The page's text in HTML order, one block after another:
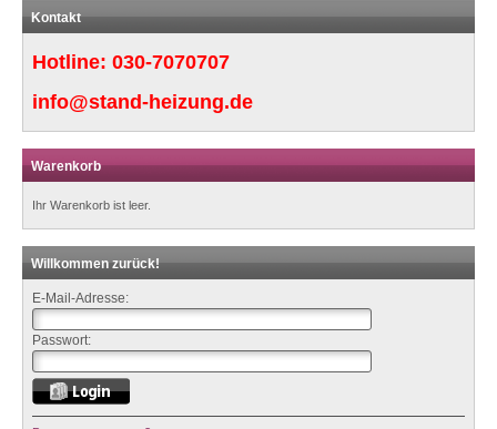
Kontakt
Hotline: 030-7070707
info@stand-heizung.de
Warenkorb
Ihr Warenkorb ist leer.
Willkommen zurück!
E-Mail-Adresse:
Passwort: